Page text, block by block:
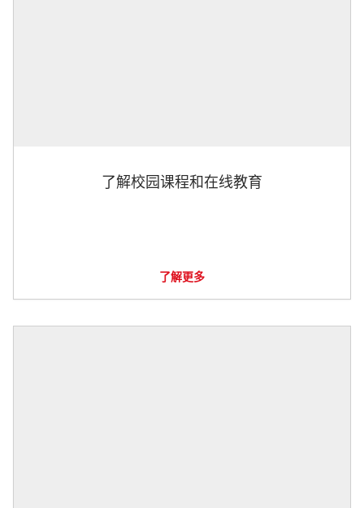
了解校园课程和在线教育
了解更多